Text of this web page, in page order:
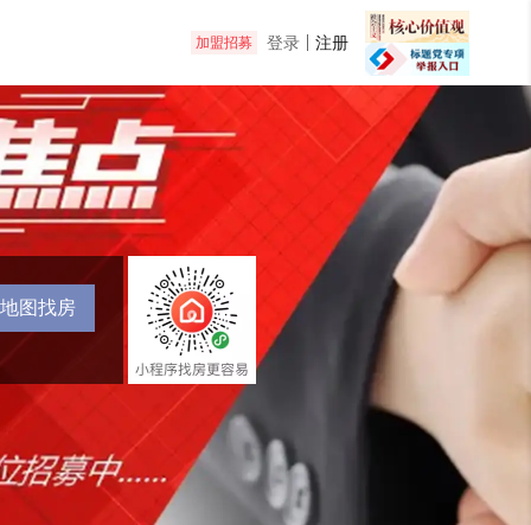
加盟招募 登录 注册
地图找房